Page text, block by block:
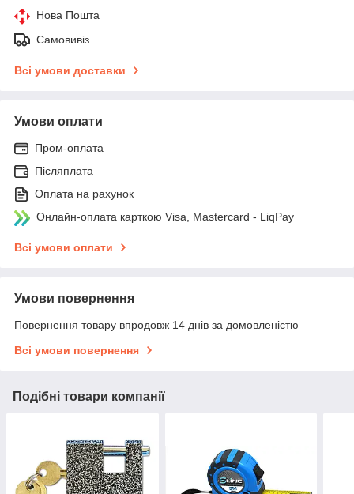
Нова Пошта
Самовивіз
Всі умови доставки
Умови оплати
Пром-оплата
Післяплата
Оплата на рахунок
Онлайн-оплата карткою Visa, Mastercard - LiqPay
Всі умови оплати
Умови повернення
Повернення товару впродовж 14 днів за домовленістю
Всі умови повернення
Подібні товари компанії